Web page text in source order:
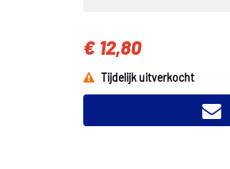
€ 12,80
Tijdelijk uitverkocht